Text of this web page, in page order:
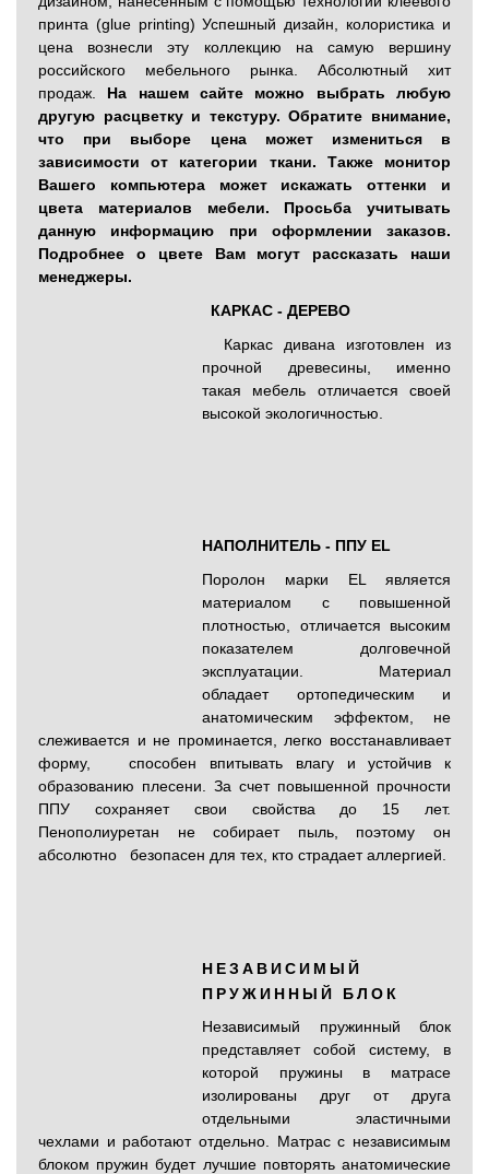
принта (glue printing) Успешный дизайн, колористика и
цена вознесли эту коллекцию на самую вершину
российского мебельного рынка. Абсолютный хит
продаж. На нашем сайте можно выбрать любую
другую расцветку и текстуру. Обратите внимание,
что при выборе цена может измениться в
зависимости от категории ткани. Также монитор
Вашего компьютера может искажать оттенки и
цвета материалов мебели. Просьба учитывать
данную информацию при оформлении заказов.
Подробнее о цвете Вам могут рассказать наши
менеджеры.
КАРКАС - ДЕРЕВО
Каркас дивана изготовлен из
прочной древесины, именно
такая мебель отличается своей
высокой экологичностью.
НАПОЛНИТЕЛЬ - ППУ EL
Поролон марки EL является
материалом с повышенной
плотностью, отличается высоким
показателем долговечной
эксплуатации. Материал
обладает ортопедическим и
анатомическим эффектом, не
слеживается и не проминается, легко восстанавливает
форму, способен впитывать влагу и устойчив к
образованию плесени. За счет повышенной прочности
ППУ сохраняет свои свойства до 15 лет.
Пенополиуретан не собирает пыль, поэтому он
абсолютно безопасен для тех, кто страдает аллергией.
НЕЗАВИСИМЫЙ
ПРУЖИННЫЙ БЛОК
Независимый пружинный блок
представляет собой систему, в
которой пружины в матрасе
изолированы друг от друга
отдельными эластичными
чехлами и работают отдельно. Матрас с независимым
блоком пружин будет лучшие повторять анатомические